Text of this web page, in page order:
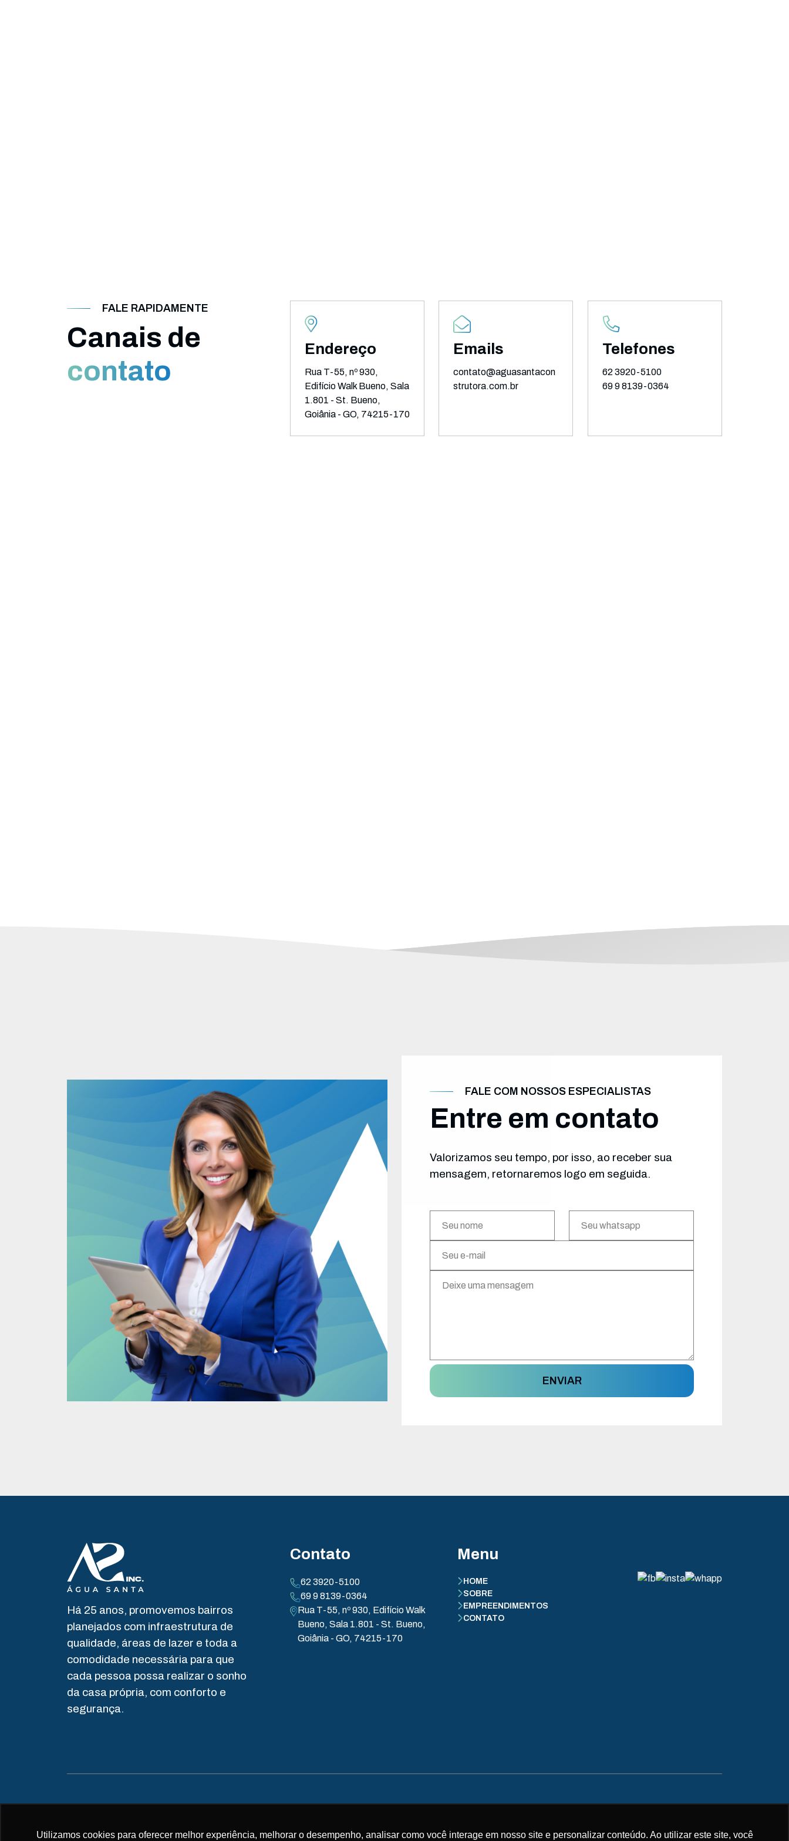
Utilizamos cookies para oferecer melhor experiência, melhorar o desempenho, analisar como você interage em nosso site e personalizar conteúdo. Ao utilizar este site, você
FALE RAPIDAMENTE
Canais de
contato
Endereço
Rua T-55, nº 930,
Edifício Walk Bueno, Sala
1.801 - St. Bueno,
Goiânia - GO, 74215-170
Emails
contato@aguasantacon
strutora.com.br
Telefones
62 3920-5100
69 9 8139-0364
FALE COM NOSSOS ESPECIALISTAS
Entre em contato
Valorizamos seu tempo, por isso, ao receber sua
mensagem, retornaremos logo em seguida.
ENVIAR
Há 25 anos, promovemos bairros
planejados com infraestrutura de
qualidade, áreas de lazer e toda a
comodidade necessária para que
cada pessoa possa realizar o sonho
da casa própria, com conforto e
segurança.
Contato
62 3920-5100
69 9 8139-0364
Rua T-55, nº 930, Edifício Walk
Bueno, Sala 1.801 - St. Bueno,
Goiânia - GO, 74215-170
Menu
HOME
SOBRE
EMPREENDIMENTOS
CONTATO